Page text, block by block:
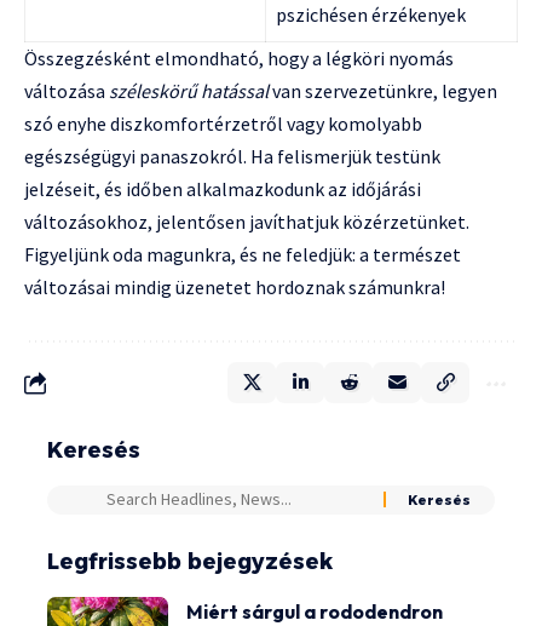
pszichésen érzékenyek
Összegzésként elmondható, hogy a légköri nyomás
változása széleskörű hatássalvan szervezetünkre, legyen
szó enyhe diszkomfortérzetről vagy komolyabb
egészségügyi panaszokról. Ha felismerjük testünk
jelzéseit, és időben alkalmazkodunk az időjárási
változásokhoz, jelentősen javíthatjuk közérzetünket.
Figyeljünk oda magunkra, és ne feledjük: a természet
változásai mindig üzenetet hordoznak számunkra!
Keresés
Legfrissebb bejegyzések
Miért sárgul a rododendron